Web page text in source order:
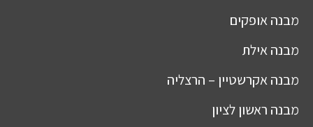
מבנהאופקים
מבנהאילת
מבנהאקרשטיין – הרצליה
מבנה ראשון לציון